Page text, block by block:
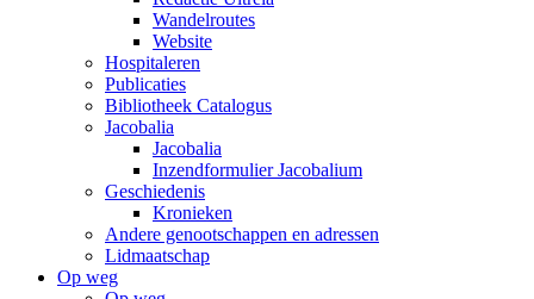
Wandelroutes
Website
Hospitaleren
Publicaties
Bibliotheek Catalogus
Jacobalia
Jacobalia
Inzendformulier Jacobalium
Geschiedenis
Kronieken
Andere genootschappen en adressen
Lidmaatschap
Op weg